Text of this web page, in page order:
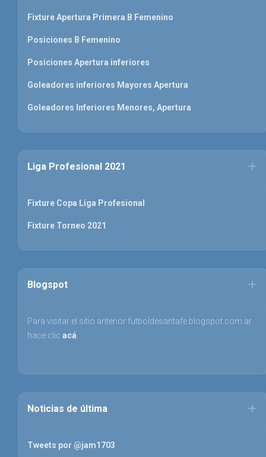
Fixture Apertura Primera B Femenino
Posiciones B Femenino
Posiciones Apertura inferiores
Goleadores inferiores Mayores Apertura
Goleadores Inferiores Menores, Apertura
Liga Profesional 2021
Fixture Copa Liga Profesional
Fixture Torneo 2021
Blogspot
Para visitar el sitio anterior futboldesantafe.blogspot.com.ar
hace clic acá
Noticias de última
Tweets por @jam1703